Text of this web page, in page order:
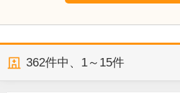
362件中、 1～15件